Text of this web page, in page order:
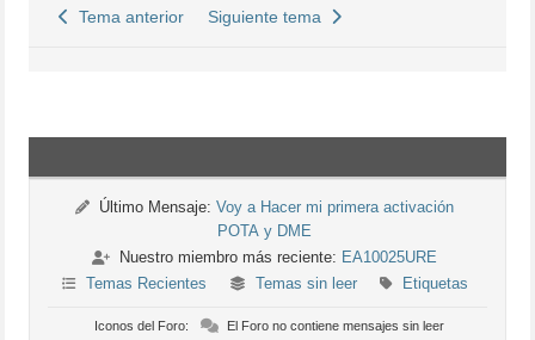
Tema anterior Siguiente tema
Último Mensaje: Voy a Hacer mi primera activación
POTA y DME
Nuestro miembro más reciente: EA10025URE
Temas Recientes
Temas sin leer Etiquetas
Iconos del Foro:
El Foro no contiene mensajes sin leer